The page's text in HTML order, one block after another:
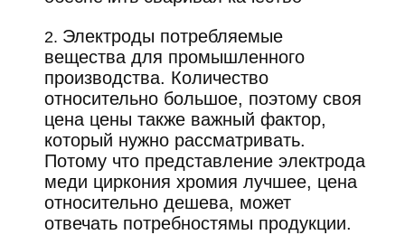
2. Электроды потребляемые
вещества для промышленного
производства. Количество
относительно большое, поэтому своя
цена цены также важный фактор,
который нужно рассматривать.
Потому что представление электрода
меди циркония хромия лучшее, цена
относительно дешева, может
отвечать потребностямы продукции.